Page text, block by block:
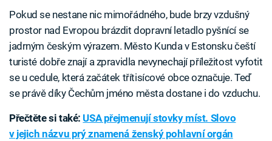
Pokud se nestane nic mimořádného, bude brzy vzdušný
prostor nad Evropou brázdit dopravní letadlo pyšnící se
jadrným českým výrazem. Město Kunda v Estonsku čeští
turisté dobře znají a zpravidla nevynechají příležitost vyfotit
se u cedule, která začátek třítisícové obce označuje. Teď
se právě díky Čechům jméno města dostane i do vzduchu.
Přečtěte si také: USA přejmenují stovky míst. Slovo
v jejich názvu prý znamená ženský pohlavní orgán